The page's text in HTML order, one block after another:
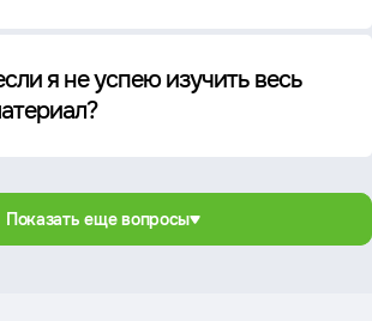
я не успею изучить весь
Показать еще вопросы